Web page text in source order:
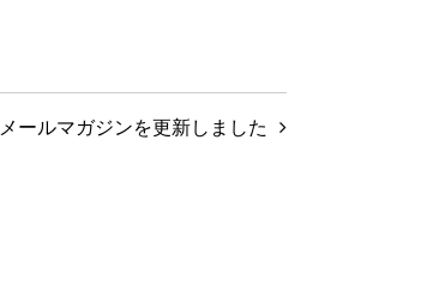
メールマガジンを更新しました